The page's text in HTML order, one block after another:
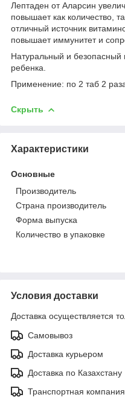
Лептаден от Аларсин
повышает как количество,
отличный источник
повышает иммунитет и
Натуральный и безопасный
ребенка.
Применение: по 2 таб 2
Скрыть
Характеристики
Основные
Производитель
Страна производитель
Форма выпуска
Количество в упаковке
Условия доставки
Доставка осуществляется
Самовывоз
Доставка курьером
Доставка по Казахстану
Транспортная компания